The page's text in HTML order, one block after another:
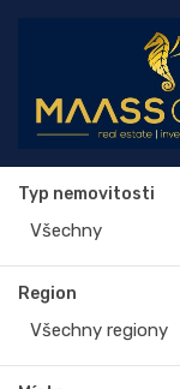
Typ nemovitosti
Všechny
Region
Všechny regiony